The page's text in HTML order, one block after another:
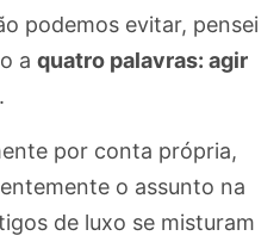
podemos evitar, pensei
a quatro palavras: agir
.
por conta própria,
o assunto na
de luxo se misturam